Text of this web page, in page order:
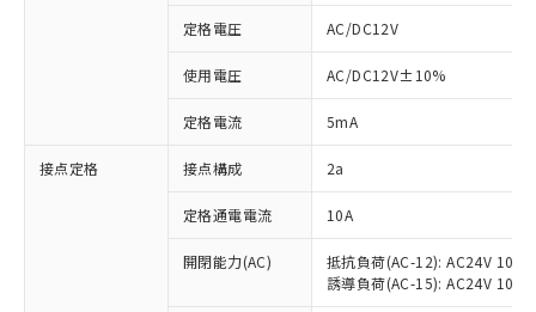
定格電圧 AC/DC12V
使用電圧 AC/DC12V±10%
定格電流 5mA
接点定格 接点構成 2a
定格通電電流 10A
開閉能力(AC)
抵抗負荷(AC-12): AC24V 10A/
誘導負荷(AC-15): AC24V
ご利用条件
以下の条件をお読みいただき、同意のうえ
対応済み：EU RoHS指令（10物質）の
非含有に対応した製品が提供可能な商品で
対応予定：EU RoHS指令（10物質）の非含
有に対応した製品に切り替える予定のある
対応予定なし：EU RoHS指令（10物質）の
非含有に非対応の商品で、対応品を出す予